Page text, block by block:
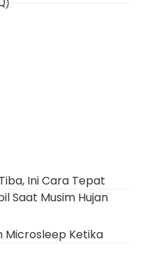
Ini Cara Tepat
Saat Musim Hujan
Microsleep Ketika